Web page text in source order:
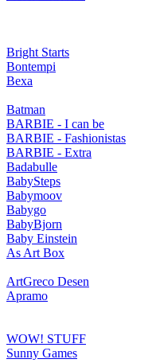
Bright Starts
Bontempi
Bexa
Batman
BARBIE - I can be
BARBIE - Fashionistas
BARBIE - Extra
Badabulle
BabySteps
Babymoov
Babygo
BabyBjorn
Baby Einstein
As Art Box
ArtGreco Desen
Apramo
WOW! STUFF
Sunny Games